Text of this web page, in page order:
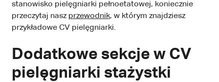
stanowisko pielęgniarki pełnoetatowej, koniecznie
przeczytaj nasz przewodnik, w którym znajdziesz
przykładowe CV pielęgniarki.
Dodatkowe sekcje w CV
pielęgniarki stażystki